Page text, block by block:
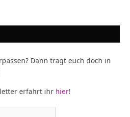
Dann tragt euch doch in
erfahrt ihr hier!